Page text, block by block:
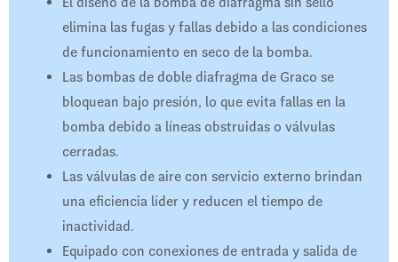
elimina las fugas y fallas debido a las condiciones
de funcionamiento en seco de la bomba.
Las bombas de doble diafragma de Graco se
bloquean bajo presión, lo que evita fallas en la
bomba debido a líneas obstruidas o válvulas
cerradas.
Las válvulas de aire con servicio externo brindan
una eficiencia líder y reducen el tiempo de
inactividad.
Equipado con conexiones de entrada y salida de